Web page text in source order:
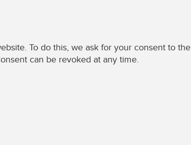
To do this, we ask for your consent to the
can be revoked at any time.